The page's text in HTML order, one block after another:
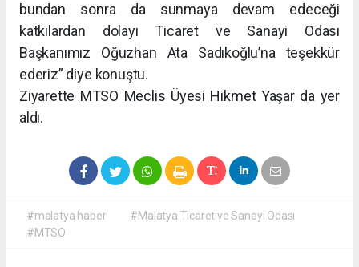
bundan sonra da sunmaya devam edeceği
katkılardan dolayı Ticaret ve Sanayi Odası
Başkanımız Oğuzhan Ata Sadıkoğlu’na teşekkür
ederiz” diye konuştu.
Ziyarette MTSO Meclis Üyesi Hikmet Yaşar da yer
aldı.
#malatya haber
#Malatya Ticaret ve Sanayi Odası
#MTSO